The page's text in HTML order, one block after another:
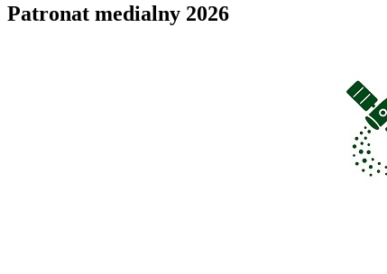
Patronat medialny 2026